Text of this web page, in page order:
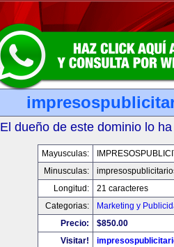
El dueño de este dominio lo
Mayusculas:
Minusculas:
Longitud:
21 caracteres
Categorias:
Marketing y
Precio:
$850.00
Visitar!